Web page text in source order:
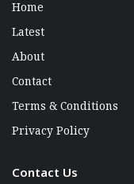
Home
Latest
About
Contact
Terms & Conditions
Privacy Policy
Contact Us